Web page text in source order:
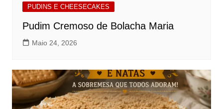
PUDINS E CHEESECAKES
Pudim Cremoso de Bolacha Maria
Maio 24, 2026